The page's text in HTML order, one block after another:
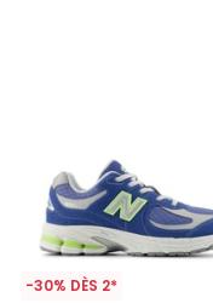
-30% DÈS 2*